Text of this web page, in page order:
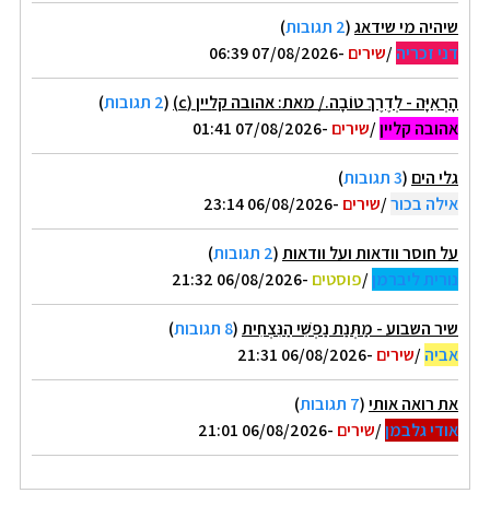
שיהיה מי שידאג(2 תגובות
)
דני זכריה/שירים -07/08/2026 06:39
הָרְאִיָּה - לְדֶרֶךְ טוֹבָה./ מאת: אהובה קליין (c) (2 תגובות
)
אהובה קליין/שירים -07/08/2026 01:41
גלי הים (3 תגובות
)
אילה בכור/שירים -06/08/2026 23:14
על חוסר וודאות ועל וודאות(2 תגובות
)
נורית ליברמן/פוסטים -06/08/2026 21:32
שיר השבוע - מַתְּנַת נַפְשִׁי הַנִּצְחִית(8 תגובות
)
אביה/שירים -06/08/2026 21:31
את רואה אותי(7 תגובות
)
אודי גלבמן/שירים -06/08/2026 21:01